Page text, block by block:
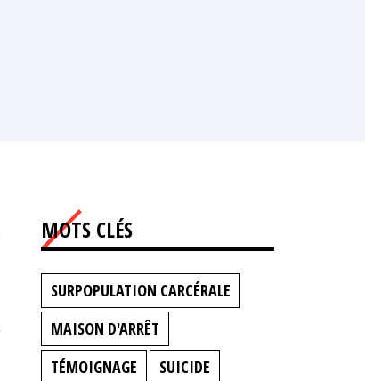
MOTS CLÉS
SURPOPULATION CARCÉRALE
MAISON D'ARRÊT
TÉMOIGNAGE
SUICIDE